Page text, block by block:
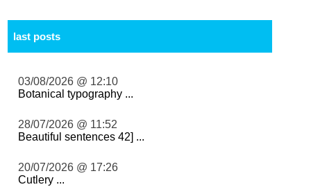
last posts
03/08/2026 @ 12:10
Botanical typography ...
28/07/2026 @ 11:52
Beautiful sentences 42] ...
20/07/2026 @ 17:26
Cutlery ...